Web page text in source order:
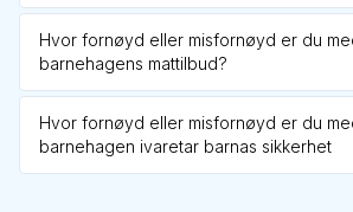
Hvor fornøyd eller misfornøyd er du
barnehagens mattilbud?
Hvor fornøyd eller misfornøyd er du
barnehagen ivaretar barnas sikkerhet